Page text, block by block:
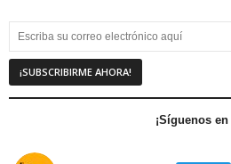
¡Síguenos en